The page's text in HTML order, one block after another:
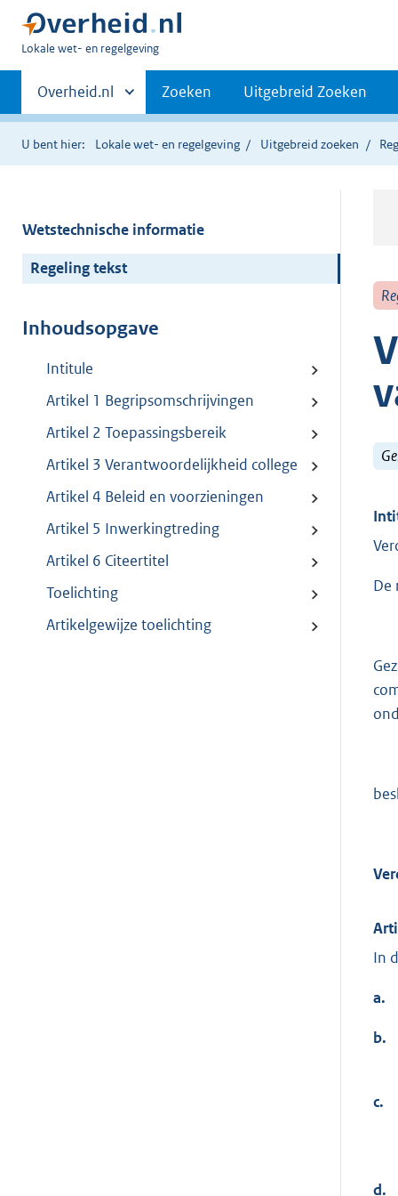
U
hier:
Lokale wet- en regelgeving
Primaire
navigatie
Andere
sites
binnen
Overheid.nl Zoeken Uitgebreid Zoeken
U bent hier: Lokale wet- en regelgeving Uitgebreid zoeken
Wetstechnische informatie
Regeling tekst
Inhoudsopgave
Intitule
Artikel 1 Begripsomschrijvingen
Artikel 2 Toepassingsbereik
Artikel 3 Verantwoordelijkheid college
Artikel 4 Beleid en voorzieningen
Artikel 5 Inwerkingtreding
Artikel 6 Citeertitel
Toelichting
Artikelgewijze toelichting
De
In
a.
b.
c.
d.